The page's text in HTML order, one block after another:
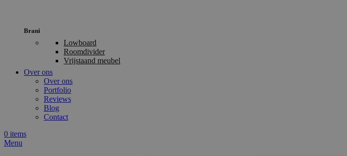
Brani
Lowboard
Roomdivider
Vrijstaand meubel
Over ons
Over ons
Portfolio
Reviews
Blog
Contact
0 items
Menu